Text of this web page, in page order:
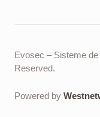
Evosec – Sisteme
Reserved.
Powered by